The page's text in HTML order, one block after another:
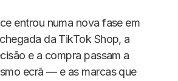
entrou numa nova fase em
da TikTok Shop, a
e a compra passam a
ecrã — e as marcas que